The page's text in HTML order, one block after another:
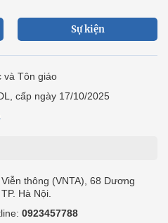
Sự kiện
và Tôn giáo
cấp ngày 17/10/2025
thông (VNTA), 68 Dương
Hà Nội.
0923457788